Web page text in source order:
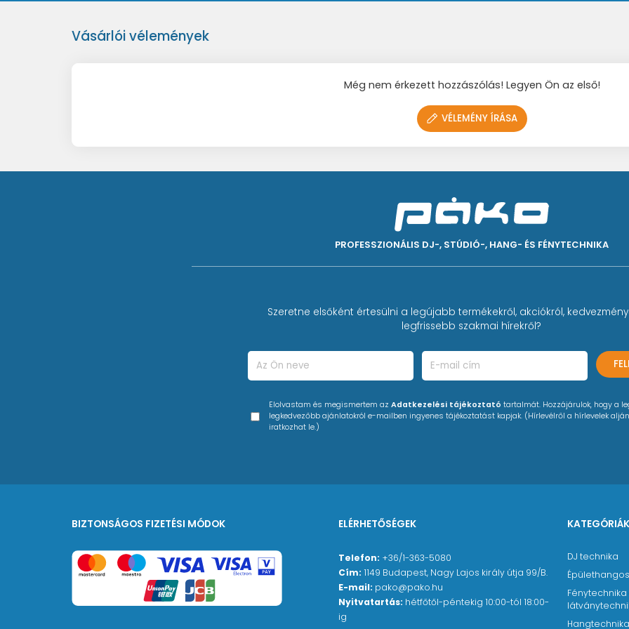
Vásárlói vélemények
Még nem érkezett hozzászólás! Legyen Ön az első!
VÉLEMÉNY ÍRÁSA
PROFESSZIONÁLIS DJ-, STÚDIÓ-, HANG- ÉS FÉNYTECHNIKA
Szeretne elsőként értesülni a legújabb termékekről, akciókról,
legfrissebb szakmai hírekről?
Elolvastam és megismertem az Adatkezelési tájékoztató tartalmát. Hozzájárulok, hogy a
legkedvezőbb ajánlatokról e-mailben ingyenes tájékoztatást kapjak. (Hírlevélről a hírlevelek
iratkozhat le.)
BIZTONSÁGOS FIZETÉSI MÓDOK ELÉRHETŐSÉGEK
Telefon: +36/1-363-5080
Cím: 1149 Budapest, Nagy Lajos király útja 99/B.
E-mail: pako@pako.hu
Nyitvatartás: hétfőtől-péntekig 10:00-tól 18:00-
ig
KATEGÓRIÁK
DJ technika
Fénytechnika
Hangtechnika